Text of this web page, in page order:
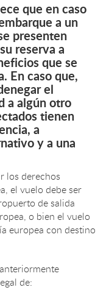
que en caso
a un
presenten
reserva a
que se
En caso que,
el
a algún otro
tienen
a
y a una
los derechos
el vuelo debe ser
de salida
o bien el vuelo
europea con destino
de: